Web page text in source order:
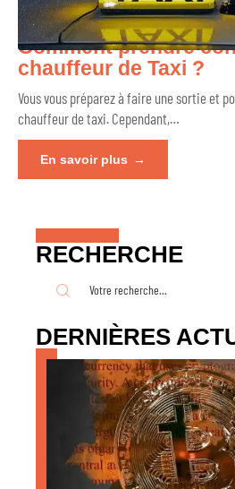
Comment prendre
chauffeur de Taxi ?
Vous vous préparez à faire une sortie et
chauffeur de taxi. Cependant,…
En savoir plus
RECHERCHE
DERNIÈRES